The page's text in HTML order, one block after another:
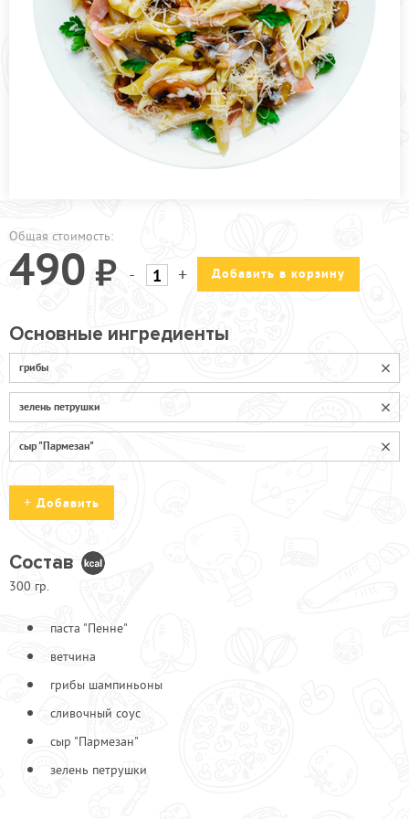
ПРОЧЕЕ
ПИЦЦЕРИЯ
АКЦИИ
Общая стоимость:
490 - + Добавить в корзину
Основные ингредиенты
грибы
зелень петрушки
сыр "Пармезан"
Добавить
4 сыра
Помидоры черри
Соус сливочный
Сыр "Пармезан"
Шампиньоны
Состав
300 гр.
паста "Пенне"
ветчина
грибы шампиньоны
сливочный соус
сыр "Пармезан"
зелень петрушки